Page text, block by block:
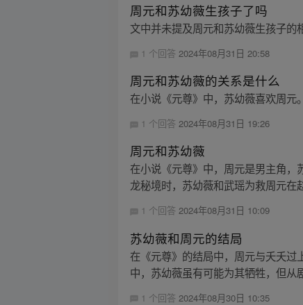
周元和苏幼薇生孩子了吗
文中并未提及周元和苏幼薇生孩子的
1 个回答2024年08月31日 20:58
周元和苏幼薇的关系是什么
在小说《元尊》中，苏幼薇喜欢周元
1 个回答2024年08月31日 19:26
周元和苏幼薇
在小说《元尊》中，周元是男主角
龙秘境时，苏幼薇和武瑶为救周元
1 个回答2024年08月31日 10:09
苏幼薇和周元的结局
在《元尊》的结局中，周元与夭夭
中，苏幼薇虽有可能为其牺牲，但从
1 个回答 2024年08月30日 10:35